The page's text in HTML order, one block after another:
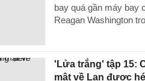
bay quá gần máy bay
Reagan Washington
'Lửa trắng' tập 15:
mật về Lan được